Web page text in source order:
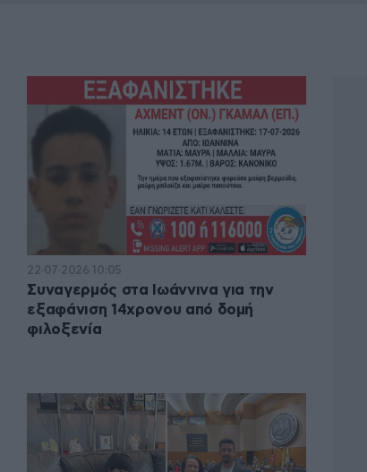
22·07·2026 10:05
Συναγερμός στα Ιωάννινα για την
εξαφάνιση 14χρονου από δομή
φιλοξενία